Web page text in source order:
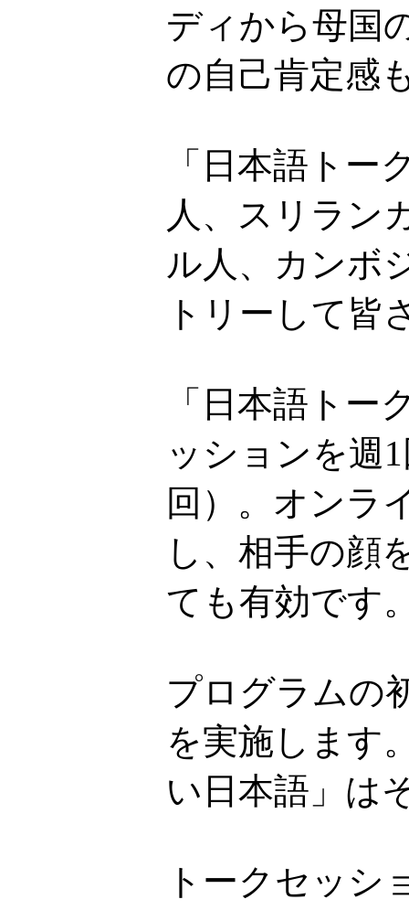
ディから母国
の自己肯定感
「日本語ト
人、スリラン
ル人、カンボ
トリーして皆
「日本語トー
ッションを週
回）。オンラ
し、相手の顔
ても有効です
プログラムの
を実施します
い日本語」は
トークセッシ